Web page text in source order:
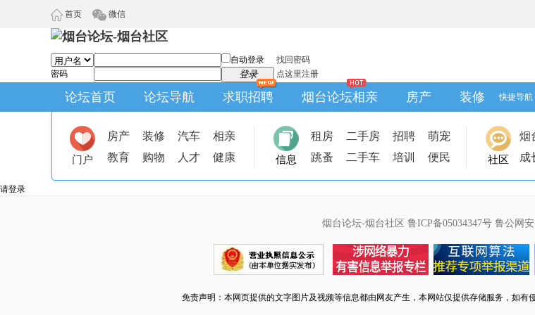
首页 微信
自动登录
找回密码
密码
登录 点这里注册
论坛首页 论坛导航 求职招聘 烟台论坛相亲 房产 装修 快捷导航
门户
房产 装修 汽车
相亲
教育
购物 人才 健康 信息
租房 二手房 招聘
萌宠
跳蚤
二手车 培训 便民 社区
烟
成
请登录
烟台论坛-烟台社区 鲁ICP备05034347号 鲁公网安
免责声明：本网页提供的文字图片及视频等信息都由网友产生，本网站仅提供存储服务，如有